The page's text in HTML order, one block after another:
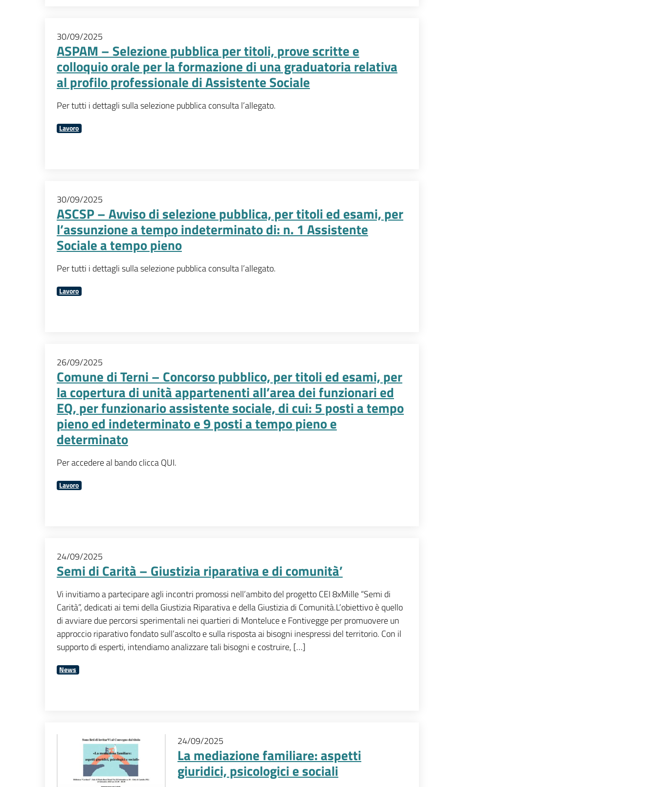
30/09/2025
ASPAM – Selezione pubblica per titoli, prove scritte e
colloquio orale per la formazione di una graduatoria relativa
al profilo professionale di Assistente Sociale
Per tutti i dettagli sulla selezione pubblica consulta l’allegato.
Lavoro
30/09/2025
ASCSP – Avviso di selezione pubblica, per titoli ed esami, per
l’assunzione a tempo indeterminato di: n. 1 Assistente
Sociale a tempo pieno
Per tutti i dettagli sulla selezione pubblica consulta l’allegato.
Lavoro
26/09/2025
Comune di Terni – Concorso pubblico, per titoli ed esami, per
la copertura di unità appartenenti all’area dei funzionari ed
EQ, per funzionario assistente sociale, di cui: 5 posti a tempo
pieno ed indeterminato e 9 posti a tempo pieno e
determinato
Per accedere al bando clicca QUI.
Lavoro
24/09/2025
Semi di Carità – Giustizia riparativa e di comunità’
Vi invitiamo a partecipare agli incontri promossi nell’ambito del progetto CEI 8xMille “Semi di
Carità”, dedicati ai temi della Giustizia Riparativa e della Giustizia di Comunità.L’obiettivo è quello
di avviare due percorsi sperimentali nei quartieri di Monteluce e Fontivegge per promuovere un
approccio riparativo fondato sull’ascolto e sulla risposta ai bisogni inespressi del territorio. Con il
supporto di esperti, intendiamo analizzare tali bisogni e costruire, […]
News
24/09/2025
La mediazione familiare: aspetti
giuridici, psicologici e sociali